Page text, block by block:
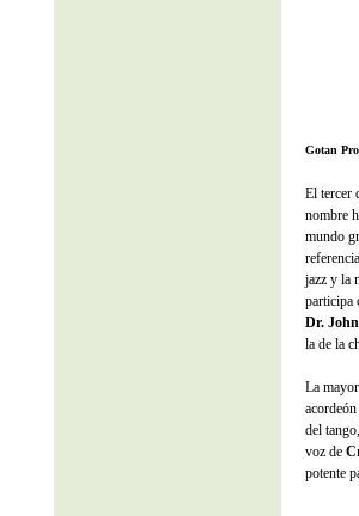
Gotan
El tercer
nombre
mundo
jazz y la
participa
Dr. John
la de la
La
del
voz de
potente